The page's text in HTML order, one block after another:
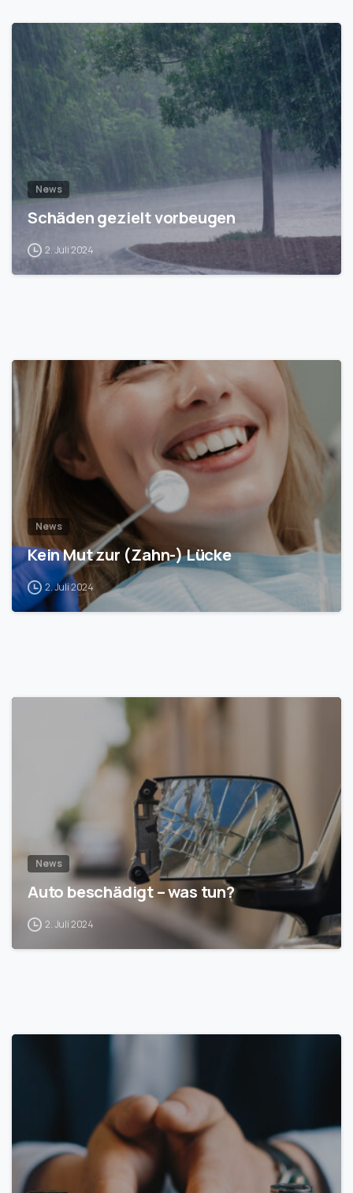
1
News
Schäden gezielt vorbeugen
2. Juli 2024
News
Kein Mut zur (Zahn-) Lücke
2. Juli 2024
News
Auto beschädigt – was tun?
2. Juli 2024